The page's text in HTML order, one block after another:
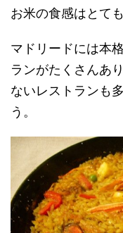
お米の食感はとて
マドリードには本
ランがたくさんあ
ないレストランも
う。